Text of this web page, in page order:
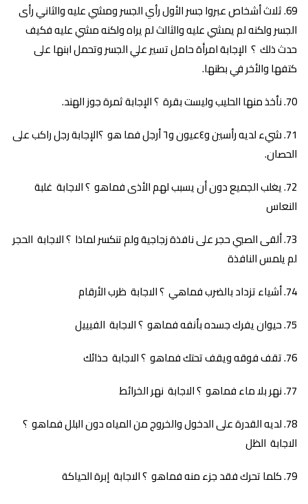
ثلاث أشخاص عبروا جسر الأول رأي الجسر ومشي عليه والثاني رأى
الجسر ولكنه لم يمشي عليه والثالث لم يراه ولكنه مشي عليه فكيف
حدث ذلك ؟ الإجابة امرأة حامل تسير علي الجسر وتحمل ابنها على
كتفها والأخر في بطنها.
نأخذ منها الحليب وليست بقرة ؟ الإجابة ثمرة جوز الهند.
شيء لديه رأسين و٤عيون و٦ أرجل فما هو ؟الإجابة رجل راكب على
الحصان.
يغلب الجميع دون أن يسبب لهم الأذى فماهو ؟ الاجابة غلبة
النعاس
ألقى الصبي حجر على نافذة زجاجية ولم تنكسر لماذا ؟ الاجابة الحجر
لم يلمس النافذة
أشياء تزداد بالضرب فماهي ؟ الاجابة ظرب الأرقام
حيوان يفرك جسده بأنفه فماهو ؟ الاجابة الفيييل
تقف فوقه ويقف تحتك فماهو ؟ الاجابة حذائك
نهر بلا ماء فماهو ؟ الاجابة نهر الخرائط
لديه القدرة على الدخول والخروج من المياه دون البلل فماهو ؟
الاجابة الظل
كلما تحرك فقد جزء منه فماهو ؟ الاجابة إبرة الحياكة